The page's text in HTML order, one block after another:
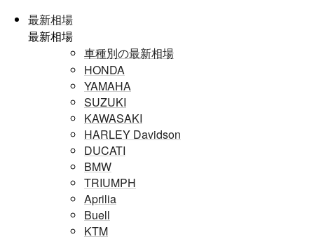
最新相場
最新相場
車種別の最新相場
HONDA
YAMAHA
SUZUKI
KAWASAKI
HARLEY Davidson
DUCATI
BMW
TRIUMPH
Aprilia
Buell
KTM